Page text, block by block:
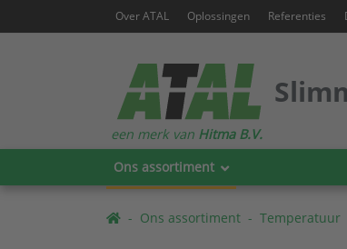
Over ATAL Oplossingen Referenties
Ons assortiment
een merk van Hitma B.V.
Ons assortiment Temperatuur